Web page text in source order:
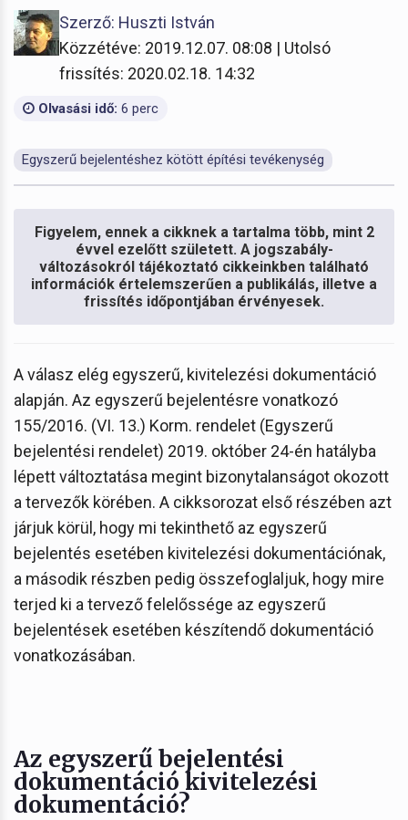
Szerző: Huszti István
Közzétéve: 2019.12.07. 08:08 | Utolsó
frissítés: 2020.02.18. 14:32
Olvasási idő: 6 perc
Egyszerű bejelentéshez kötött építési tevékenység
Figyelem, ennek a cikknek a tartalma több, mint 2
évvel ezelőtt született. A jogszabály-
változásokról tájékoztató cikkeinkben található
információk értelemszerűen a publikálás, illetve a
frissítés időpontjában érvényesek.
A válasz elég egyszerű, kivitelezési dokumentáció
alapján. Az egyszerű bejelentésre vonatkozó
155/2016. (VI. 13.) Korm. rendelet (Egyszerű
bejelentési rendelet) 2019. október 24-én hatályba
lépett változtatása megint bizonytalanságot okozott
a tervezők körében. A cikksorozat első részében azt
járjuk körül, hogy mi tekinthető az egyszerű
bejelentés esetében kivitelezési dokumentációnak,
a második részben pedig összefoglaljuk, hogy mire
terjed ki a tervező felelőssége az egyszerű
bejelentések esetében készítendő dokumentáció
vonatkozásában.
Az egyszerű bejelentési
dokumentáció kivitelezési
dokumentáció?